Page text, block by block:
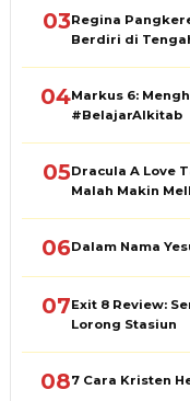
03Regina
Berdiri di
04Markus 6:
#BelajarAlkitab
05Dracula A Love
Malah Makin
06Dalam Nama
07Exit 8 Review:
Lorong Stasiun
087 Cara Kristen